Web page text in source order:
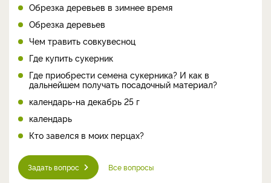
Обрезка деревьев в зимнее время
Обрезка деревьев
Чем травить совкувесноц
Где купить сукерник
Где приобрести семена сукерника? И как в
дальнейшем получать посадочный материал?
календарь-на декабрь 25 г
календарь
Кто завелся в моих перцах?
Задать вопрос Все вопросы